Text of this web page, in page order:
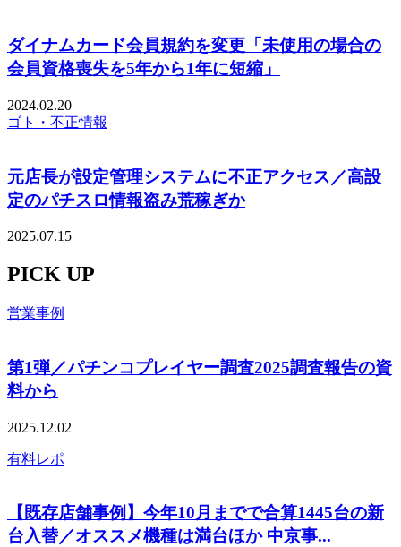
ダイナムカード会員規約を変更「未使用の場合の
会員資格喪失を5年から1年に短縮」
2024.02.20
ゴト・不正情報
元店長が設定管理システムに不正アクセス／高設
定のパチスロ情報盗み荒稼ぎか
2025.07.15
PICK UP
営業事例
第1弾／パチンコプレイヤー調査2025調査報告の資
料から
2025.12.02
有料レポ
【既存店舗事例】今年10月までで合算1445台の新
台入替／オススメ機種は満台ほか 中京事...